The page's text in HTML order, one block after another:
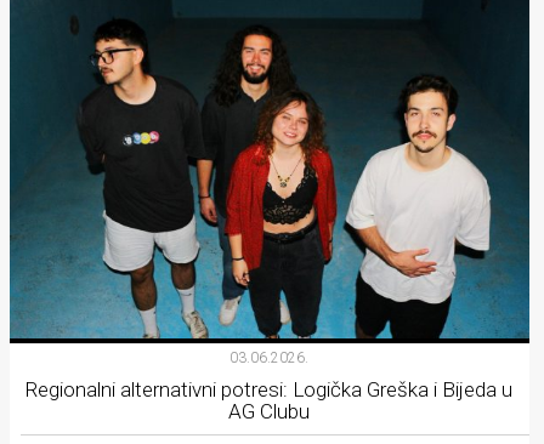
03.06.2026.
Regionalni alternativni potresi: Logička Greška i Bijeda u
AG Clubu